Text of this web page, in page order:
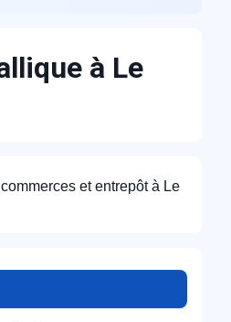
à Le
et entrepôt à Le